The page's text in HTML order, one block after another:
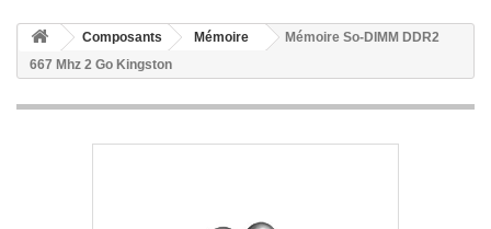
Composants Mémoire
Mémoire So-DIMM DDR2
667 Mhz 2 Go Kingston